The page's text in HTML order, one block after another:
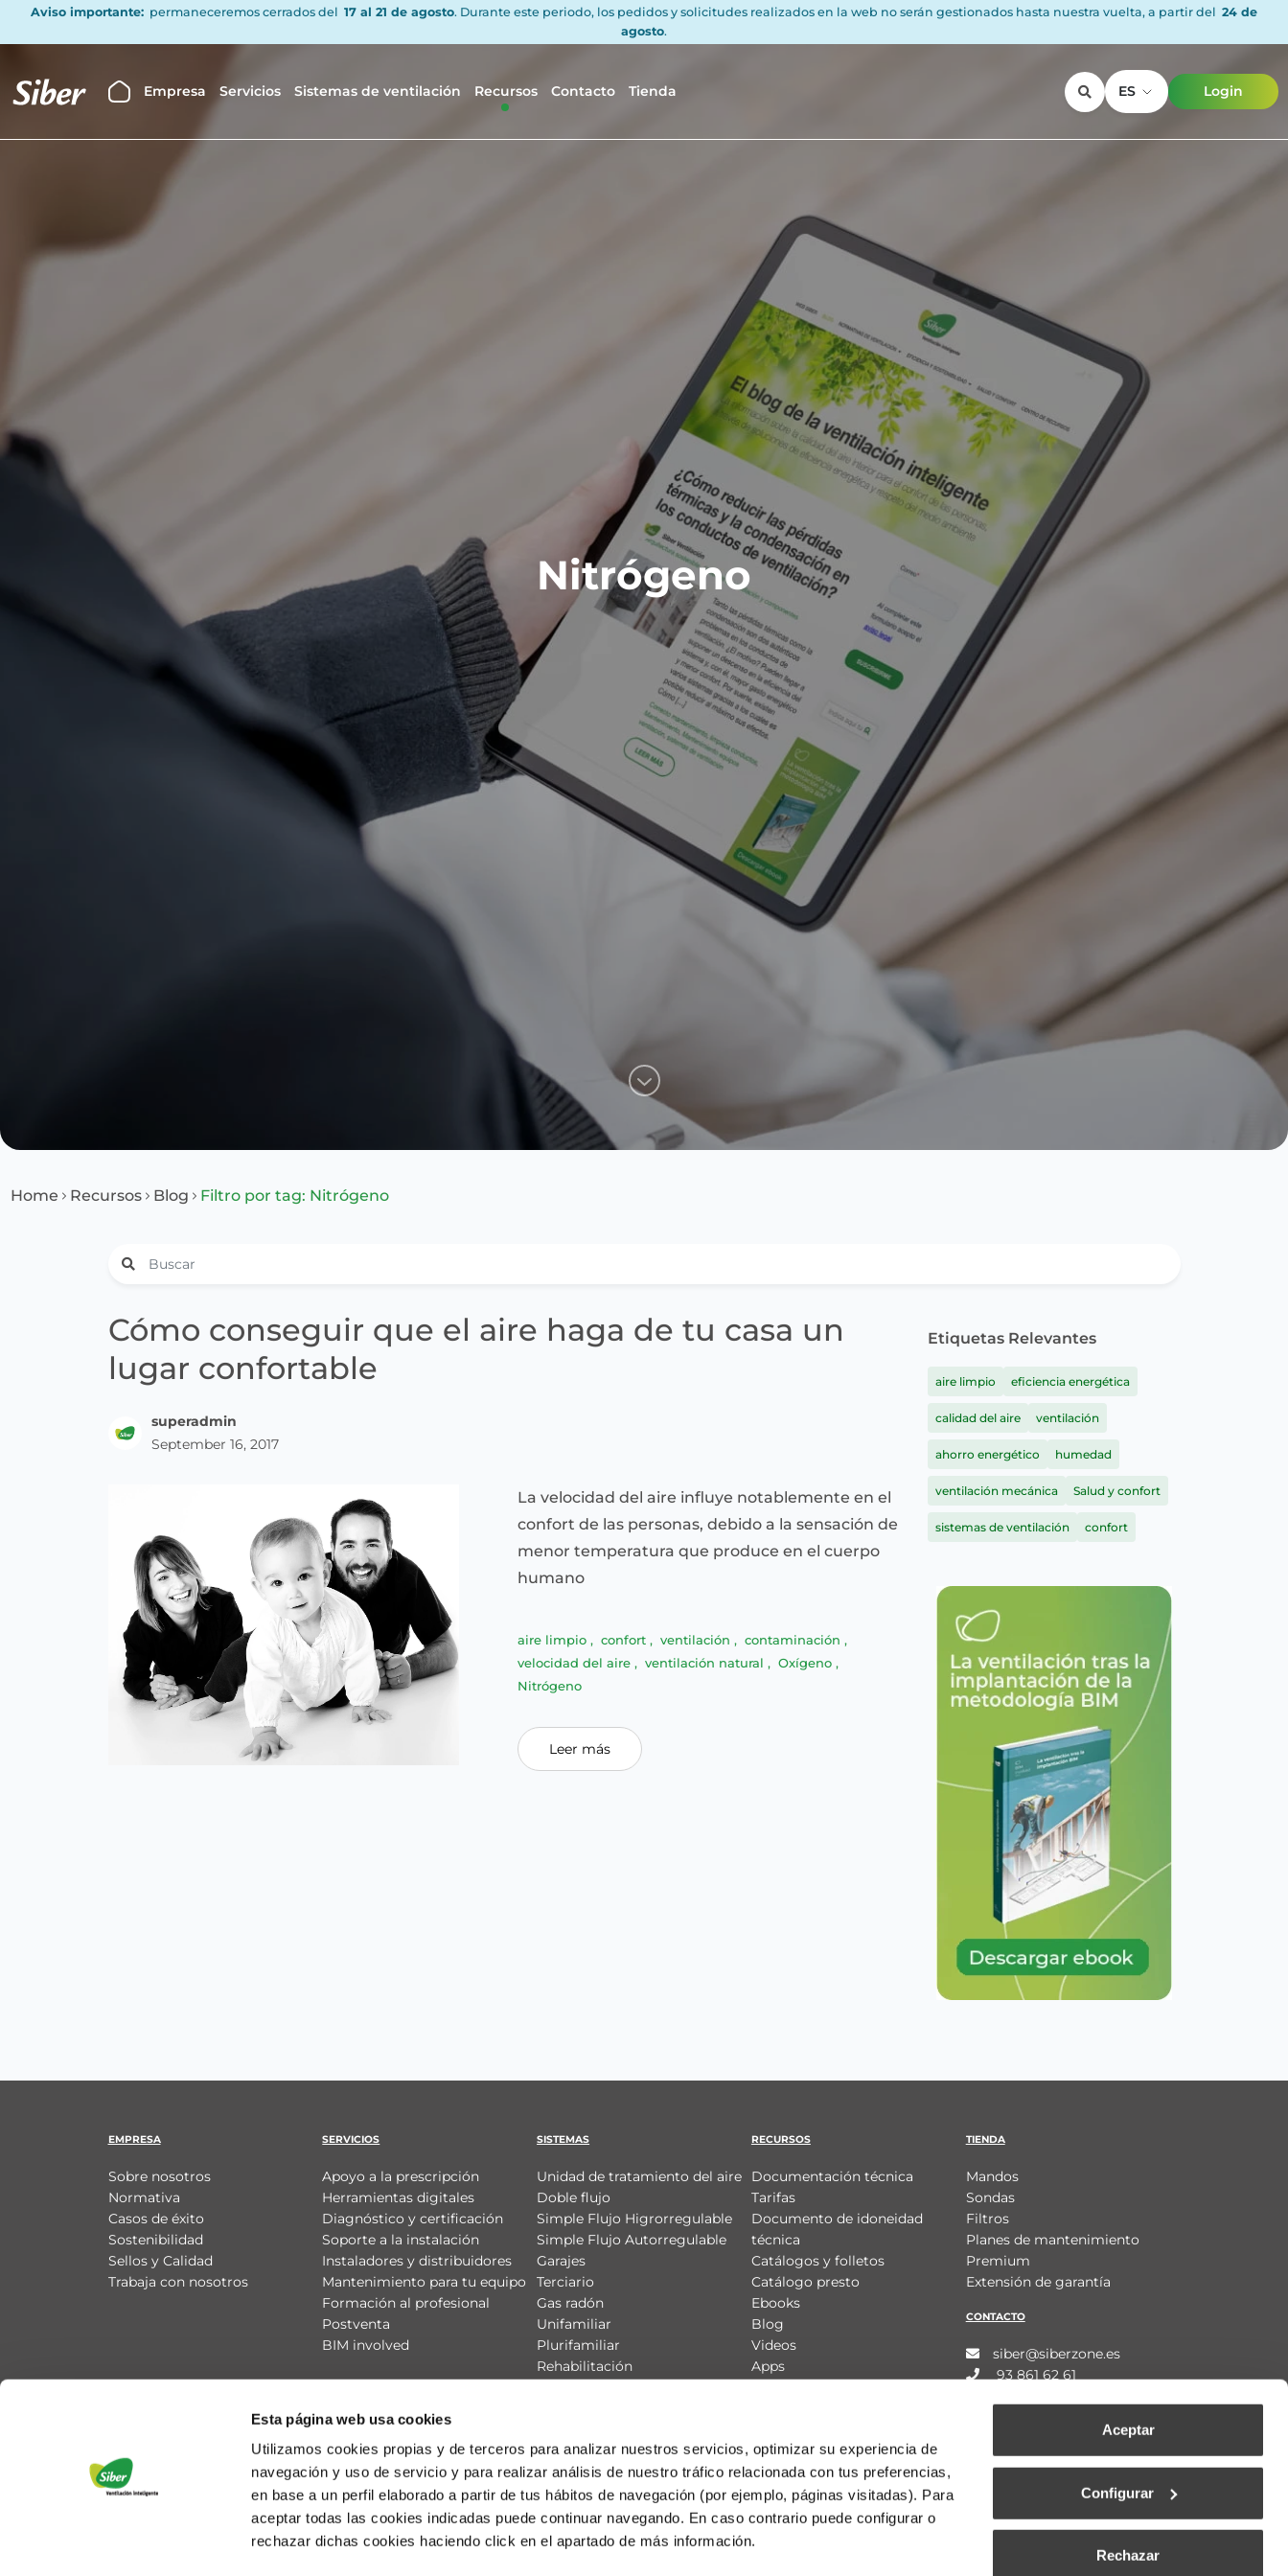
Esta página web usa cookies
Utilizamos cookies propias y de terceros para analizar nuestros servicios, optimizar su experiencia de
navegación y uso de servicio y para realizar análisis de nuestro tráfico relacionada con tus preferencias,
en base a un perfil elaborado a partir de tus hábitos de navegación (por ejemplo, páginas visitadas). Para
aceptar todas las cookies indicadas puede continuar navegando. En caso contrario puede configurar o
rechazar dichas cookies haciendo click en el apartado de más información.
Aceptar
Configurar
Rechazar
Aviso importante: permaneceremos cerrados del 17 al 21 de agosto. Durante este periodo, los pedidos y solicitudes realizados en la web no serán gestionados hasta nuestra vuelta, a partir del 24 de
agosto.
Empresa Servicios Sistemas de ventilación Recursos Contacto Tienda ES Login
Nitrógeno
Home Recursos Blog Filtro por tag: Nitrógeno
Cómo conseguir que el aire haga de tu casa un
lugar confortable
superadmin
September 16, 2017
La velocidad del aire influye notablemente en el
confort de las personas, debido a la sensación de
menor temperatura que produce en el cuerpo
humano
aire limpio , confort , ventilación , contaminación ,
velocidad del aire , ventilación natural , Oxígeno ,
Nitrógeno
Leer más
Etiquetas Relevantes
aire limpio eficiencia energética
calidad del aire ventilación
ahorro energético humedad
ventilación mecánica Salud y confort
sistemas de ventilación confort
EMPRESA
Sobre nosotros
Normativa
Casos de éxito
Sostenibilidad
Sellos y Calidad
Trabaja con nosotros
SERVICIOS
Apoyo a la prescripción
Herramientas digitales
Diagnóstico y certificación
Soporte a la instalación
Instaladores y distribuidores
Mantenimiento para tu equipo
Formación al profesional
Postventa
BIM involved
SISTEMAS
Unidad de tratamiento del aire
Doble flujo
Simple Flujo Higrorregulable
Simple Flujo Autorregulable
Garajes
Terciario
Gas radón
Unifamiliar
Plurifamiliar
Rehabilitación
RECURSOS
Documentación técnica
Tarifas
Documento de idoneidad
técnica
Catálogos y folletos
Catálogo presto
Ebooks
Blog
Videos
Apps
TIENDA
Mandos
Sondas
Filtros
Planes de mantenimiento
Premium
Extensión de garantía
CONTACTO
siber@siberzone.es
93 861 62 61